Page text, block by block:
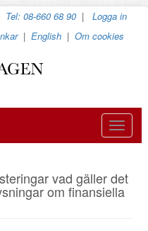
Tel: 08-660 68 90 |Logga in
|English |Om cookies
Toggle
vad gäller det
om finansiella